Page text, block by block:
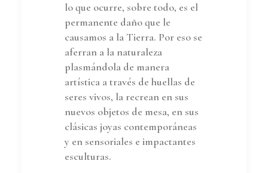
lo que ocurre, sobre todo, es el
permanente daño que le
causamos a la Tierra. Por eso se
aferran a la naturaleza
plasmándola de manera
artística a través de huellas de
seres vivos, la recrean en sus
nuevos objetos de mesa, en sus
clásicas joyas contemporáneas
y en sensoriales e impactantes
esculturas.